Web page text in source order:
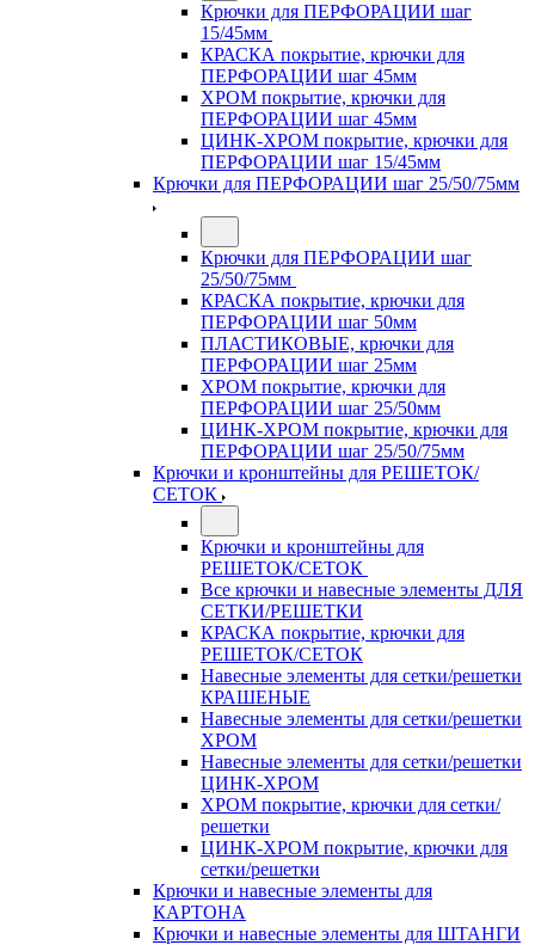
Крючки для ПЕРФОРАЦИИ шаг
15/45мм
КРАСКА покрытие, крючки для
ПЕРФОРАЦИИ шаг 45мм
ХРОМ покрытие, крючки для
ПЕРФОРАЦИИ шаг 45мм
ЦИНК-ХРОМ покрытие, крючки для
ПЕРФОРАЦИИ шаг 15/45мм
Крючки для ПЕРФОРАЦИИ шаг 25/50/75мм
Крючки для ПЕРФОРАЦИИ шаг
25/50/75мм
КРАСКА покрытие, крючки для
ПЕРФОРАЦИИ шаг 50мм
ПЛАСТИКОВЫЕ, крючки для
ПЕРФОРАЦИИ шаг 25мм
ХРОМ покрытие, крючки для
ПЕРФОРАЦИИ шаг 25/50мм
ЦИНК-ХРОМ покрытие, крючки для
ПЕРФОРАЦИИ шаг 25/50/75мм
Крючки и кронштейны для РЕШЕТОК/
СЕТОК
Крючки и кронштейны для
РЕШЕТОК/СЕТОК
Все крючки и навесные элементы ДЛЯ
СЕТКИ/РЕШЕТКИ
КРАСКА покрытие, крючки для
РЕШЕТОК/СЕТОК
Навесные элементы для сетки/решетки
КРАШЕНЫЕ
Навесные элементы для сетки/решетки
ХРОМ
Навесные элементы для сетки/решетки
ЦИНК-ХРОМ
ХРОМ покрытие, крючки для сетки/
решетки
ЦИНК-ХРОМ покрытие, крючки для
сетки/решетки
Крючки и навесные элементы для
КАРТОНА
Крючки и навесные элементы для ШТАНГИ